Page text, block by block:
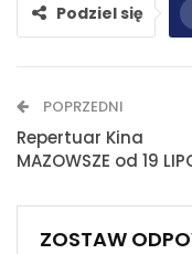
Podziel się
POPRZEDNI
Repertuar Kina
MAZOWSZE od 19
ZOSTAW